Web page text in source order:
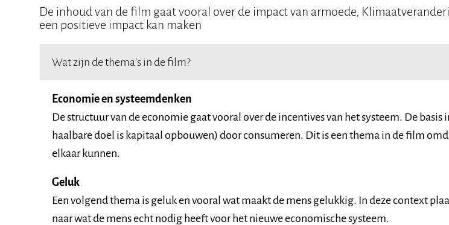
De inhoud van de film gaat vooral over de impact van armoede,
een positieve impact kan maken
Wat zijn de thema's in de film?
Economie en systeemdenken
De structuur van de economie gaat vooral over de incentives van het systeem. De
haalbare doel is kapitaal opbouwen) door consumeren. Dit is een thema in de film
elkaar kunnen.
Geluk
Een volgend thema is geluk en vooral wat maakt de mens gelukkig. In deze context
naar wat de mens echt nodig heeft voor het nieuwe economische systeem.